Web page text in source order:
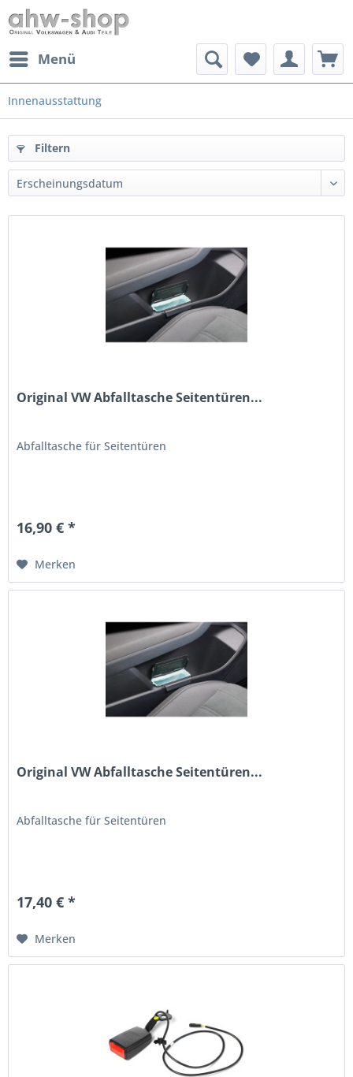
Menü
Innenausstattung
Filtern
Original VW Abfalltasche Seitentüren...
Abfalltasche für Seitentüren
16,90 € *
Merken
Original VW Abfalltasche Seitentüren...
Abfalltasche für Seitentüren
17,40 € *
Merken